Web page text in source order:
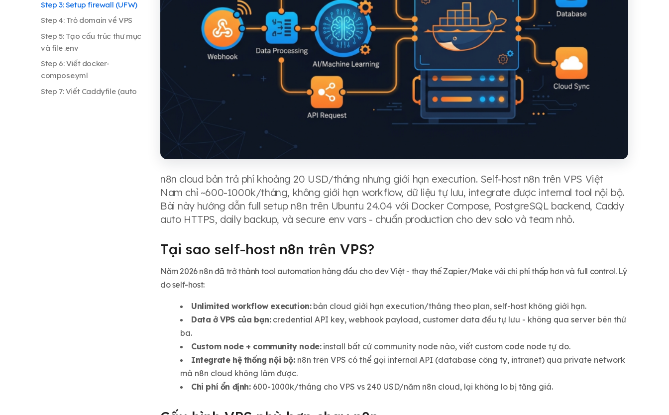
Step 3: Setup firewall (UFW)
Step 4: Trỏ domain về VPS
Step 5: Tạo cấu trúc thư mục
và file .env
Step 6: Viết docker-
compose.yml
Step 7: Viết Caddyfile (auto
n8n cloud bản trả phí khoảng 20 USD/tháng nhưng giới hạn execution. Self-host n8n trên VPS Việt
Nam chỉ ~600-1000k/tháng, không giới hạn workflow, dữ liệu tự lưu, integrate được internal tool nội bộ.
Bài này hướng dẫn full setup n8n trên Ubuntu 24.04 với Docker Compose, PostgreSQL backend, Caddy
auto HTTPS, daily backup, và secure env vars - chuẩn production cho dev solo và team nhỏ.
Tại sao self-host n8n trên VPS?
Năm 2026 n8n đã trở thành tool automation hàng đầu cho dev Việt - thay thế Zapier/Make với chi phí thấp hơn và full control. Lý
do self-host:
Unlimited workflow execution:bản cloud giới hạn execution/tháng theo plan, self-host không giới hạn.
Data ở VPS của bạn:credential API key, webhook payload, customer data đều tự lưu - không qua server bên thứ
ba.
Custom node + community node:install bất cứ community node nào, viết custom code node tự do.
Integrate hệ thống nội bộ:n8n trên VPS có thể gọi internal API (database công ty, intranet) qua private network
mà n8n cloud không làm được.
Chi phí ổn định:600-1000k/tháng cho VPS vs 240 USD/năm n8n cloud, lại không lo bị tăng giá.